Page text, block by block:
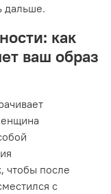
дальше.
как
ваш образ
чтобы после
с